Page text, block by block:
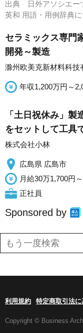
出典
日外アソシエー
英和 用語・用例辞典
セラミックス専門
開発～製造
滁州欧美克新材料科技
年収1,200万円～
「土日祝休み」
をセットして工具
株式会社小林
広島県 広島市
月給30万1,700円
正社員
Sponsored by
利用規約 特定商取引法
Copyright © Business